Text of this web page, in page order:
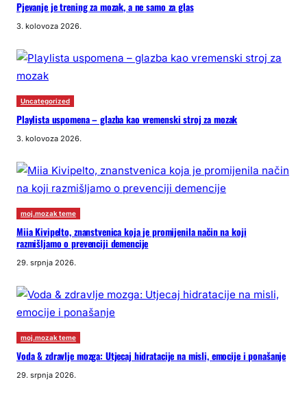
Pjevanje je trening za mozak, a ne samo za glas
3. kolovoza 2026.
Uncategorized
Playlista uspomena – glazba kao vremenski stroj za mozak
3. kolovoza 2026.
moj.mozak teme
Miia Kivipelto, znanstvenica koja je promijenila način na koji
razmišljamo o prevenciji demencije
29. srpnja 2026.
moj.mozak teme
Voda & zdravlje mozga: Utjecaj hidratacije na misli, emocije i ponašanje
29. srpnja 2026.